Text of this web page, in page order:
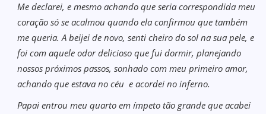
Me declarei, e mesmo achando que seria correspondida meu
coração só se acalmou quando ela confirmou que também
me queria. A beijei de novo, senti cheiro do sol na sua pele, e
foi com aquele odor delicioso que fui dormir, planejando
nossos próximos passos, sonhado com meu primeiro amor,
achando que estava no céu e acordei no inferno.
Papai entrou meu quarto em ímpeto tão grande que acabei